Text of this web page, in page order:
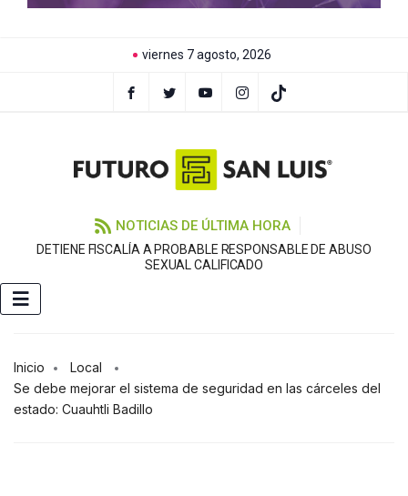
viernes 7 agosto, 2026
NOTICIAS DE ÚLTIMA HORA
DETIENE FISCALÍA A PROBABLE RESPONSABLE DE ABUSO
SEXUAL CALIFICADO
Inicio
Local
Se debe mejorar el sistema de seguridad en las cárceles del
estado: Cuauhtli Badillo